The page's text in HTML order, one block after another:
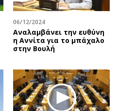
Πρόσωπα
Περιβάλλον
Good Life
Γυναίκα
Showbiz
Ταξίδια
Συνταγές
06/12/2024
Αναλαμβάνει την ευθύνη
η Αννίτα για το μπάχαλο
στην Βουλή